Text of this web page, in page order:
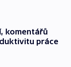
komentářů
práce